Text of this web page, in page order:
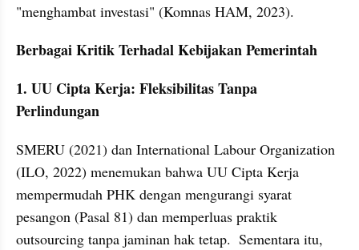
"menghambat investasi" (Komnas HAM, 2023).
Berbagai Kritik Terhadal Kebijakan Pemerintah
1. UU Cipta Kerja: Fleksibilitas Tanpa
Perlindungan
SMERU (2021) dan International Labour Organization
(ILO, 2022) menemukan bahwa UU Cipta Kerja
mempermudah PHK dengan mengurangi syarat
pesangon (Pasal 81) dan memperluas praktik
outsourcing tanpa jaminan hak tetap.  Sementara itu,